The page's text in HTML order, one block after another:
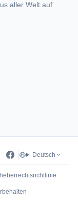
aller Welt auf
Deutsch
neuem Tab)